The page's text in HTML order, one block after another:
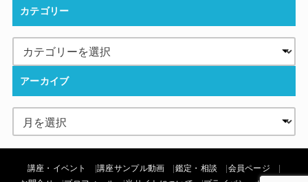
カテゴリー
アーカイブ
講座・イベント 講座サンプル動画 鑑定・相談
会員ページ